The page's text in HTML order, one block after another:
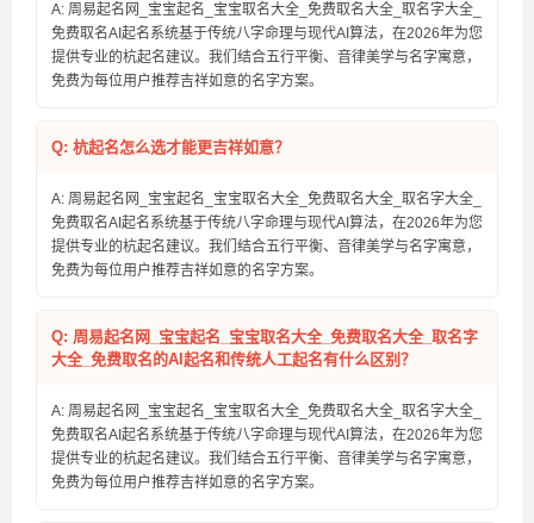
A: 周易起名网_宝宝起名_宝宝取名大全_免费取名大全_取名字大全_
免费取名AI起名系统基于传统八字命理与现代AI算法，在2026年为您
提供专业的杭起名建议。我们结合五行平衡、音律美学与名字寓意，
免费为每位用户推荐吉祥如意的名字方案。
Q: 杭起名怎么选才能更吉祥如意？
A: 周易起名网_宝宝起名_宝宝取名大全_免费取名大全_取名字大全_
免费取名AI起名系统基于传统八字命理与现代AI算法，在2026年为您
提供专业的杭起名建议。我们结合五行平衡、音律美学与名字寓意，
免费为每位用户推荐吉祥如意的名字方案。
Q: 周易起名网_宝宝起名_宝宝取名大全_免费取名大全_取名字
大全_免费取名的AI起名和传统人工起名有什么区别？
A: 周易起名网_宝宝起名_宝宝取名大全_免费取名大全_取名字大全_
免费取名AI起名系统基于传统八字命理与现代AI算法，在2026年为您
提供专业的杭起名建议。我们结合五行平衡、音律美学与名字寓意，
免费为每位用户推荐吉祥如意的名字方案。